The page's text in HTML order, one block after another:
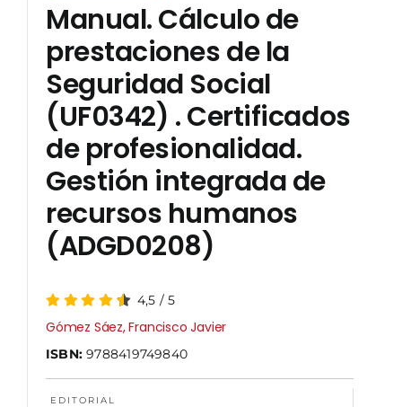
EDITORIALES
CATÁLOGOS
LISTADOS
NOSOTROS
Manual. Cálculo de
prestaciones de la
Seguridad Social
(UF0342) . Certificados
de profesionalidad.
Gestión integrada de
recursos humanos
(ADGD0208)
4,5 /5
Gómez Sáez, Francisco Javier
ISBN:9788419749840
EDITORIAL